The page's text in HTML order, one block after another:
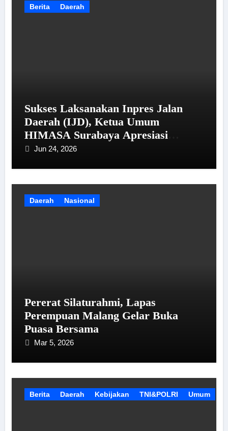
Berita Daerah
Sukses Laksanakan Inpres Jalan
Daerah (IJD), Ketua Umum
HIMASA Surabaya Apresiasi
Kinerja Bupati Sampang
Jun 24, 2026
Daerah Nasional
Pererat Silaturahmi, Lapas
Perempuan Malang Gelar Buka
Puasa Bersama
Mar 5, 2026
Berita Daerah Kebijakan TNI&POLRI Umum